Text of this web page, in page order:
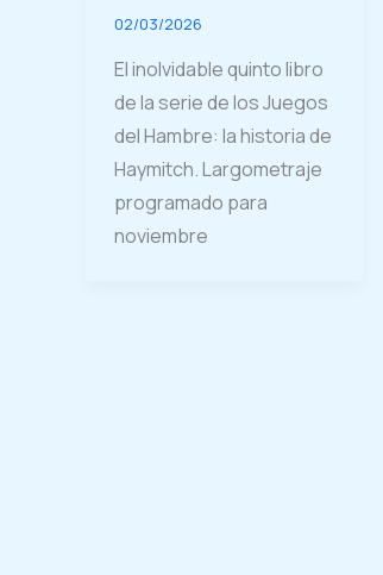
02/03/2026
El inolvidable quinto libro
de la serie de los Juegos
del Hambre: la historia de
Haymitch. Largometraje
programado para
noviembre